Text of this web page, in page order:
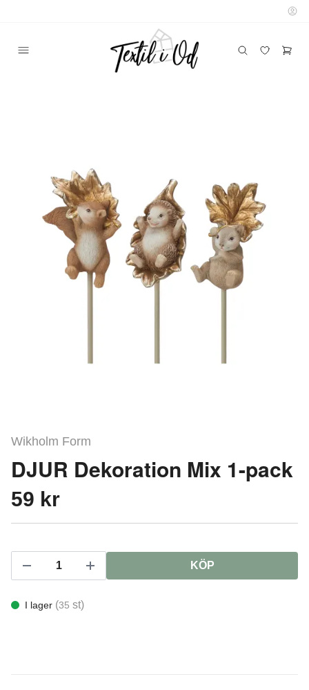
Wikholm Form
DJUR Dekoration Mix 1-pack
59 kr
KÖP
I lager (35 st)